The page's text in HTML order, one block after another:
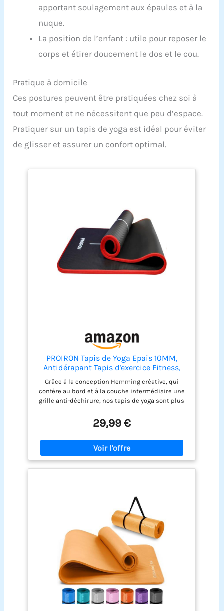
apportant soulagement aux épaules et à la
nuque.
La position de l’enfant : utile pour reposer le
corps et étirer doucement le dos et le cou.
Pratique à domicile
Ces postures peuvent être pratiquées chez soi à
tout moment et ne nécessitent que peu d’espace.
Pratiquer sur un tapis de yoga est idéal pour éviter
de glisser et assurer un confort optimal.
PROIRON Tapis de Yoga Epais 10MM,
Antidérapant Tapis d'exercice Fitness,
Tapis de Gymnastique pour Yoga Pilates
Gym Exercices Sport Camping Voyage, en
Mousse NBR/respecte la Peau, Noir
Grâce à la conception Hemming créative, qui
confère au bord et à la couche intermédiaire une
grille anti-déchirure, nos tapis de yoga sont plus
Avec son matériau NBR en mousse haute densité,
le matelas de yoga et de fitness PROIRON soutient
la colonne vertébrale, les hanches, les genoux et
les coudes sur les sols durs. ANTI-SLIP - Empêche
la rupture grâce au nouveau design avec filet
intégré contre la casse. Vous pouvez utiliser ce
de 10mm - Le matelas garantit un confort pour les
personnes de toutes formes et tailles. Idéal pour
le yoga, le pilates, les exercices, le camping, le
sommeil, la méditation, les parcs. Le tapis de yoga
extra épais est facile à nettoyer avec un détergent.
29,99 €